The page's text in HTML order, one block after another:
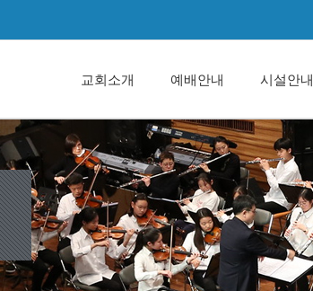
교회소개 예배안내 시설안내